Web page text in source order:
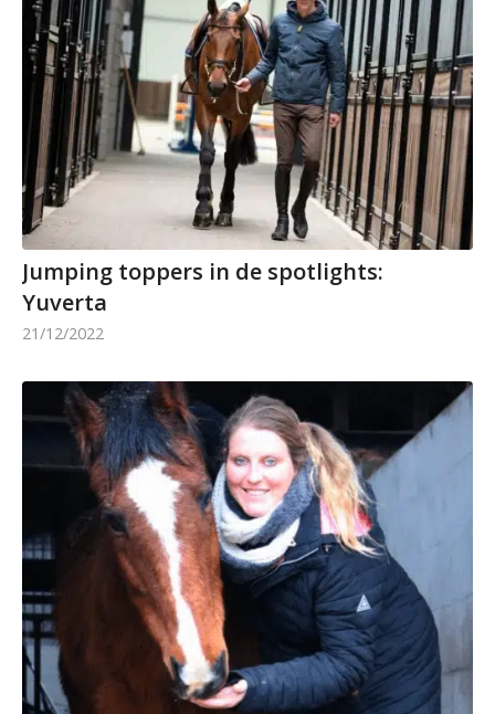
Jumping toppers in de spotlights:
Yuverta
21/12/2022